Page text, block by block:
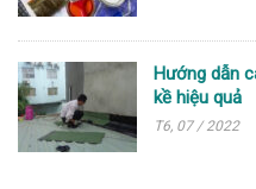
Hướng dẫn
kề hiệu quả
T6, 07 / 2022